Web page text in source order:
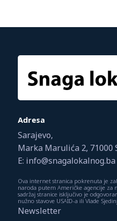
Adresa
Sarajevo,
Marka Marulića 2, 71000
E: info@snagalokalnog.ba
Ova internet stranica pokrenuta je
naroda putem Američke agencije za
sadržaj stranice isključivo je
nužno stavove USAID-a ili Vlade
Newsletter